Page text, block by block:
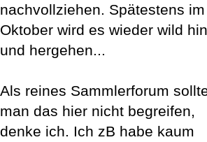
nachvollziehen. Spätestens im
Oktober wird es wieder wild
und hergehen...
Als reines Sammlerforum
man das hier nicht begreifen,
denke ich. Ich zB habe kaum